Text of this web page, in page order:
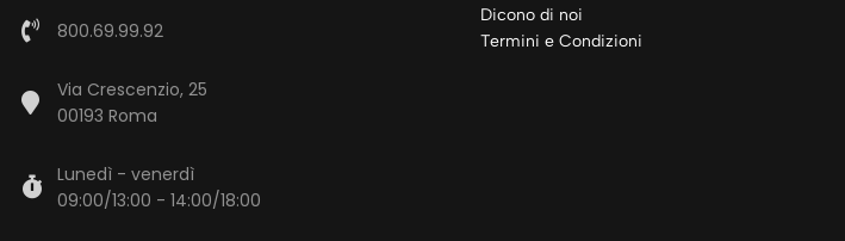
800.69.99.92
Via Crescenzio, 25
00193 Roma
Lunedì - venerdì
09:00/13:00 - 14:00/18:00
Dicono di noi
Termini e Condizioni